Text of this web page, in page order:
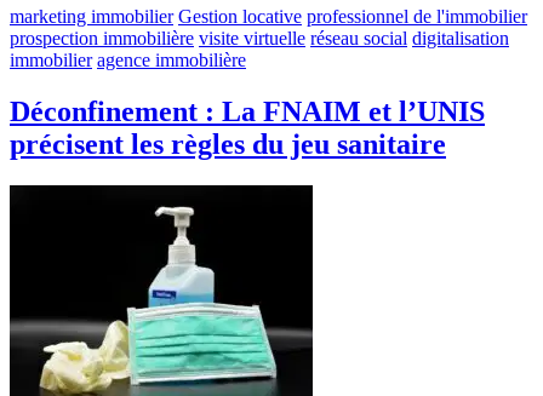
marketing immobilier Gestion locative professionnel de l'immobilier
prospection immobilière visite virtuelle réseau social digitalisation
immobilier agence immobilière
Déconfinement : La FNAIM et l’UNIS
précisent les règles du jeu sanitaire